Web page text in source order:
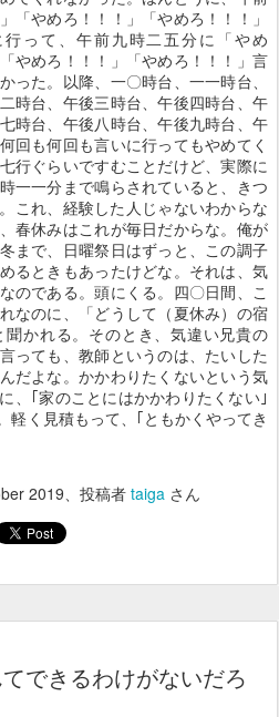
「やめろ！！！」「やめろ！！！」
行って、午前九時二五分に「やめ
やめろ！！！」「やめろ！！！」言
った。以降、一〇時台、一一時台、
時台、午後三時台、午後四時台、午
時台、午後八時台、午後九時台、午
回も何回も言いに行ってもやめてく
行ぐらいですむことだけど、実際に
一一分まで鳴らされていると、きつ
れ、経験した人じゃないわからな
春休みはこれが毎日だからな。俺が
まで、日曜祭日はずっと、この調子
るときもあったけどな。それは、気
のである。頭にくる。四〇日間、こ
なのに、「どうして（夏休み）の宿
かれる。そのとき、気違い兄貴の
っても、教師というのは、たいした
だよな。かかわりたくないという気
、｢家のことにはかかわりたくない｣
軽く見積もって、｢ともかくやってき
2019、投稿者 taiga さん
できるわけがないだろ